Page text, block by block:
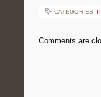
CATEGORIES:
Comments are